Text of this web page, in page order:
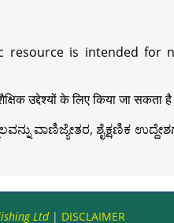
resource is intended for
उद्देश्यों के लिए किया जा सकता
ವಾಣಿಜ್ಯೇತರ, ಶೈಕ್ಷಣಿಕ
Ltd| DISCLAIMER